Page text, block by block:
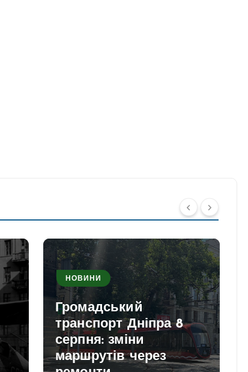
НОВИНИ
Громадський
транспорт Дніпра 8
серпня: зміни
маршрутів через